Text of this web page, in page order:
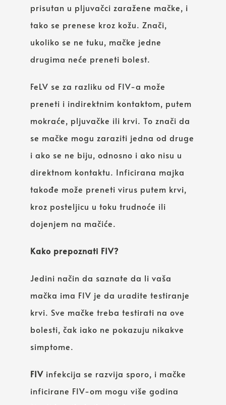
prisutan u pljuvačci zaražene mačke, i
tako se prenese kroz kožu. Znači,
ukoliko se ne tuku, mačke jedne
drugima neće preneti bolest.
FeLV se za razliku od FIV-a može
preneti i indirektnim kontaktom, putem
mokraće, pljuvačke ili krvi. To znači da
se mačke mogu zaraziti jedna od druge
i ako se ne biju, odnosno i ako nisu u
direktnom kontaktu. Inficirana majka
takođe može preneti virus putem krvi,
kroz posteljicu u toku trudnoće ili
dojenjem na mačiće.
Kako prepoznati FIV?
Jedini način da saznate da li vaša
mačka ima FIV je da uradite testiranje
krvi. Sve mačke treba testirati na ove
bolesti, čak iako ne pokazuju nikakve
simptome.
FIV infekcija se razvija sporo, i mačke
inficirane FIV-om mogu više godina